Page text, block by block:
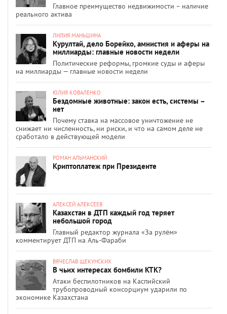
Главное преимущество недвижимости – наличие
реального актива
ЛИЛИЯ МАНЬШИНА
Курултай, дело Борейко, амнистия и аферы на
миллиарды: главные новости недели
Политические реформы, громкие суды и аферы
на миллиарды — главные новости недели
ЮЛИЯ КОВАЛЕНКО
Бездомные животные: закон есть, системы –
нет
Почему ставка на массовое уничтожение не
снижает ни численность, ни риски, и что на самом деле не
сработало в действующей модели
РОМАН АЛЬМАНСКИЙ
Криптоплатеж при Президенте
АЛЕКСЕЙ АЛЕКСЕЕВ
Казахстан в ДТП каждый год теряет
небольшой город
Главный редактор журнала «За рулём»
комментирует ДТП на Аль-Фараби
ВЯЧЕСЛАВ ЩЕКУНСКИХ
В чьих интересах бомбили КТК?
Атаки беспилотников на Каспийский
трубопроводный консорциум ударили по
экономике Казахстана